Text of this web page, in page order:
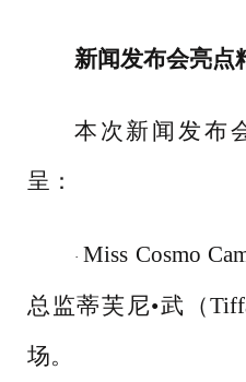
新闻发布会亮点
本次新闻发布
呈：
·Miss Cosmo
总监蒂芙尼•武（
场。